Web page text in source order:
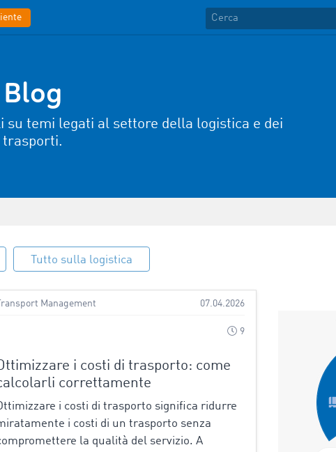
Blog
temi legati al settore della logistica e dei
trasporti.
Tutto sulla logistica
Transport Management 07.04.2026
9
i costi di trasporto: come
correttamente
i costi di trasporto significa ridurre
i costi di un trasporto senza
la qualità del servizio. A